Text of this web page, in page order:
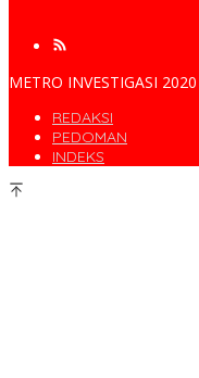
METRO INVESTIGASI 2020
REDAKSI
PEDOMAN
INDEKS